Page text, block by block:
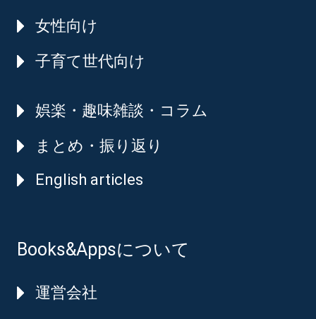
女性向け
子育て世代向け
娯楽・趣味雑談・コラム
まとめ・振り返り
English articles
Books&Appsについて
運営会社